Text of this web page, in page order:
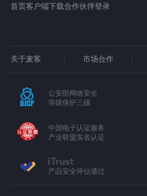
首页客户端下载合作伙伴登录
关于麦客 市场合作
公安部网络安全
等级保护三级
中国电子认证服务
产业联盟实名认证
产品安全评估通过